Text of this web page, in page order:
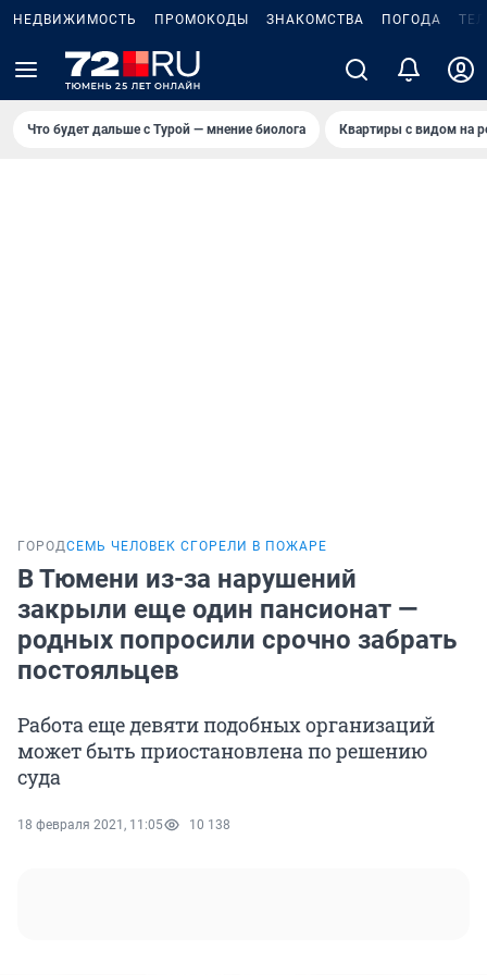
НЕДВИЖИМОСТЬ ПРОМОКОДЫ ЗНАКОМСТВА ПОГОДА
Что будет дальше с Турой — мнение биолога Квартиры с видом на
ГОРОДСЕМЬ ЧЕЛОВЕК СГОРЕЛИ В ПОЖАРЕ
В Тюмени из-за нарушений
закрыли еще один пансионат —
родных попросили срочно забрать
постояльцев
Работа еще девяти подобных организаций
может быть приостановлена по решению
суда
18 февраля 2021, 11:05 10 138